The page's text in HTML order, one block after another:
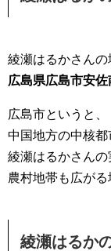
綾瀬はるかさんの
広島県広島市安佐
広島市というと、
中国地方の中核都
綾瀬はるかさんの
農村地帯も広がる
綾瀬はるか